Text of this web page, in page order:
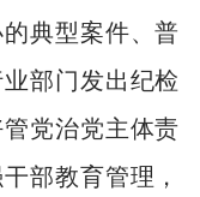
典型案件、普
部门发出纪检
党治党主体责
部教育管理，